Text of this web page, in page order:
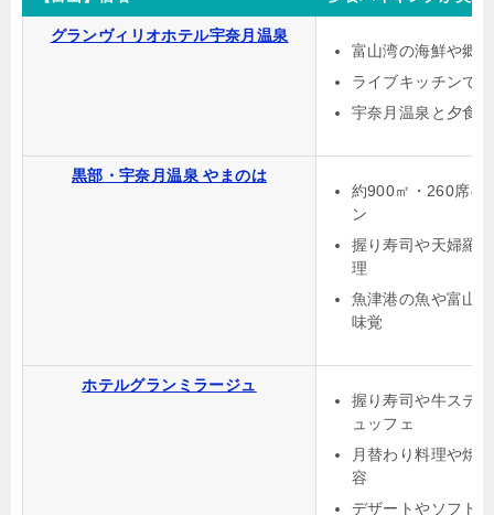
グランヴィリオホテル宇奈月温泉
富山湾の海鮮や郷
ライブキッチンで
宇奈月温泉と夕食
黒部・宇奈月温泉 やまのは
約900㎡・260席の
ン
握り寿司や天婦羅
理
魚津港の魚や富山
味覚
ホテルグランミラージュ
握り寿司や牛ステ
ュッフェ
月替わり料理や焼
容
デザートやソフト